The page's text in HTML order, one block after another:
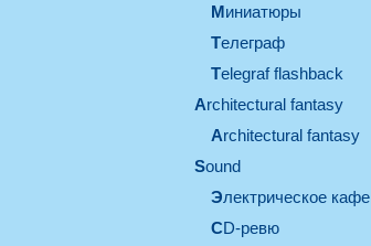
миниатюры
телеграф
Telegraf flashback
architectural fantasy
architectural fantasy
sound
электрическое кафе
CD-ревю